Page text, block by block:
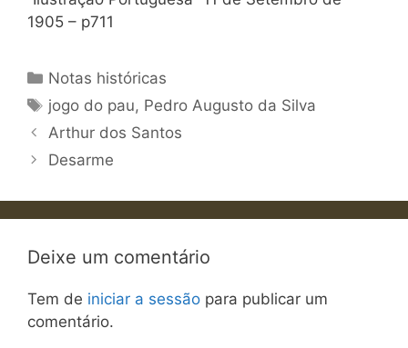
1905 – p711
Categorias
Notas históricas
Etiquetas
jogo do pau, Pedro Augusto da Silva
Arthur dos Santos
Desarme
Deixe um comentário
Tem de iniciar a sessão para publicar um
comentário.